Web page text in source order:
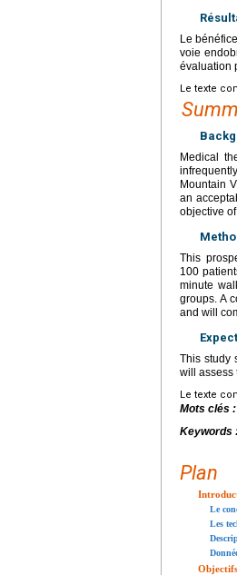
Le
voie
évaluation
Le texte
Medical
Mountain
an
objective
This
100
minute
groups. A
and will
This study
will assess
Le texte
Mots clés :
Keywords
Plan
Le
Les